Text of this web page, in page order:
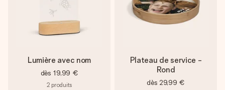
Lumière avec nom
dès 19,99 €
2 produits
Plateau de service -
Rond
dès 29,99 €